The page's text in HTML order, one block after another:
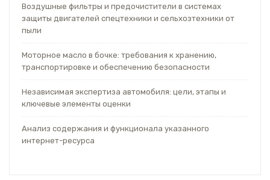
Воздушные фильтры и предочистители в системах
защиты двигателей спецтехники и сельхозтехники от
пыли
Моторное масло в бочке: требования к хранению,
транспортировке и обеспечению безопасности
Независимая экспертиза автомобиля: цели, этапы и
ключевые элементы оценки
Анализ содержания и функционала указанного
интернет-ресурса